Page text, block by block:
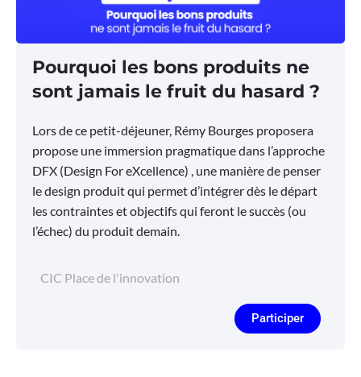
Pourquoi les bons produits ne
sont jamais le fruit du hasard ?
Lors de ce petit-déjeuner, Rémy Bourges proposera
propose une immersion pragmatique dans l’approche
DFX (Design For eXcellence) , une manière de penser
le design produit qui permet d’intégrer dès le départ
les contraintes et objectifs qui feront le succès (ou
l’échec) du produit demain.
CIC Place de l'innovation
Participer